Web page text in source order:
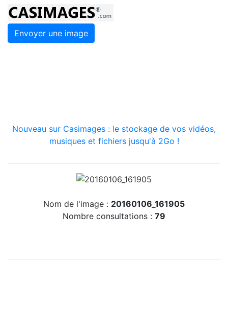
Envoyer une image
Nouveau sur Casimages : le stockage de vos vidéos,
musiques et fichiers jusqu'à 2Go !
Nom de l'image : 20160106_161905
Nombre consultations : 79